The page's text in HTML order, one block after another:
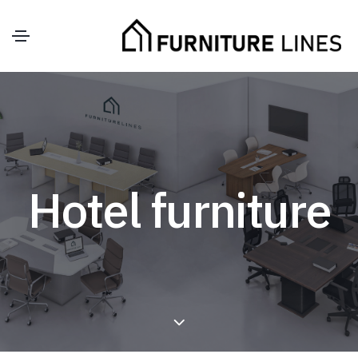
Hotel furniture